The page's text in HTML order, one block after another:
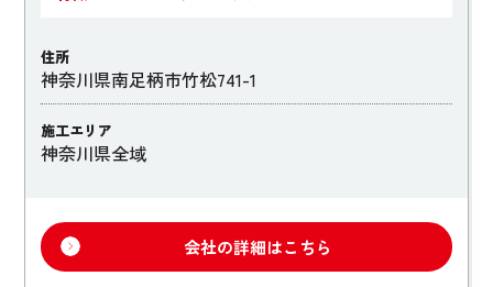
住所
神奈川県南足柄市竹松741-1
施工エリア
神奈川県全域
会社の詳細はこちら